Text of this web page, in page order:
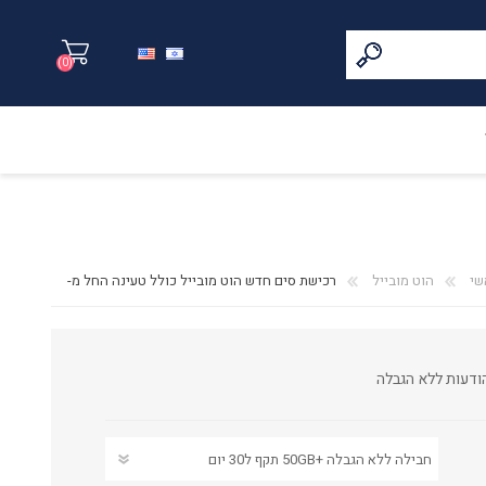
(0)
הוט מובייל רכישת סים חדש הוט מובייל כולל טעינה החל מ-
ללא הגבלה